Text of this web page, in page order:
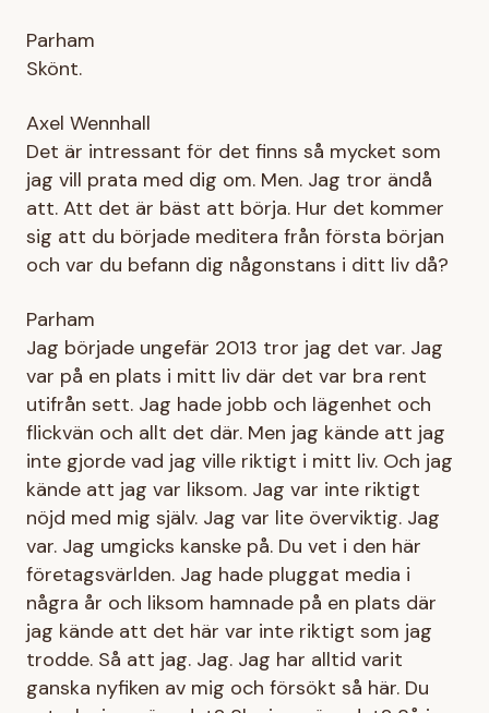
Parham
Skönt.
Axel Wennhall
Det är intressant för det finns så mycket som
jag vill prata med dig om. Men. Jag tror ändå
att. Att det är bäst att börja. Hur det kommer
sig att du började meditera från första början
och var du befann dig någonstans i ditt liv då?
Parham
Jag började ungefär 2013 tror jag det var. Jag
var på en plats i mitt liv där det var bra rent
utifrån sett. Jag hade jobb och lägenhet och
flickvän och allt det där. Men jag kände att jag
inte gjorde vad jag ville riktigt i mitt liv. Och jag
kände att jag var liksom. Jag var inte riktigt
nöjd med mig själv. Jag var lite överviktig. Jag
var. Jag umgicks kanske på. Du vet i den här
företagsvärlden. Jag hade pluggat media i
några år och liksom hamnade på en plats där
jag kände att det här var inte riktigt som jag
trodde. Så att jag. Jag. Jag har alltid varit
ganska nyfiken av mig och försökt så här. Du